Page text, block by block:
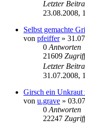
Letzter
23.08.2008,
Selbst gemachte
von pfeiffer»
0 Antworten
21609
Letzter
31.07.2008,
Girsch ein Unkraut
von u.grave »
0 Antworten
22247